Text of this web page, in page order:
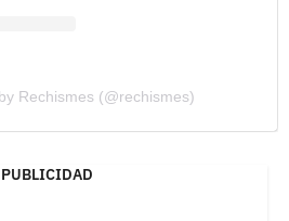
Rechismes (@rechismes)
PUBLICIDAD